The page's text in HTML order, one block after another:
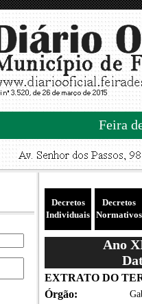
Feira
Decretos
Individuais
Decretos
Normativos
Ano
EXTRATO DO
Órgão: